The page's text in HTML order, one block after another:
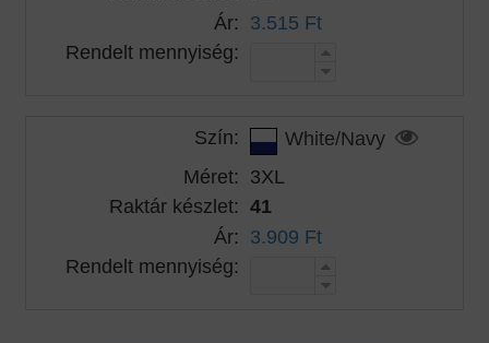
Ár: 3.515 Ft
Rendelt mennyiség:
Szín:
White/Navy
Méret: 3XL
Raktár készlet: 41
Ár: 3.909 Ft
Rendelt mennyiség: